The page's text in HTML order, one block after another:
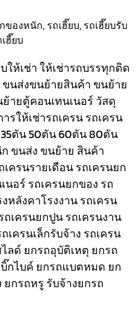
ของหนัก, รถเฮี๊ยบ, รถเฮี๊ยบรับ
ฮี๊ยบ
ให้เช่า ให้เช่ารถบรรทุกติด
ขนส่งขนย้ายสินค้า ขนย้าย
ายตู้คอนเทนเนอร์ วัสดุ
รให้เช่ารถเครน รถเครน
ตัน 50ตัน 60ตัน 80ตัน
ขนส่ง ขนย้าย สินค้า
ครนรายเดือน รถเครนยก
นอร์ รถเครนยกของ รถ
หลังคาโรงงาน รถเครน
ถเครนยกปูน รถเครนงาน
เครนเล็กรับจ้าง รถเครน
ลด์ ยกรถอุบัติเหตุ ยกรถ
กไบค์ ยกรถแบตหมด ยก
กรถหรู รับจ้างยกรถ